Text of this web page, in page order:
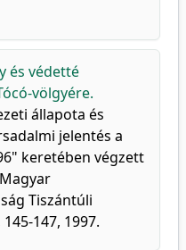
és védetté
völgyére.
állapota és
jelentés a
keretében végzett
Tiszántúli
147, 1997.